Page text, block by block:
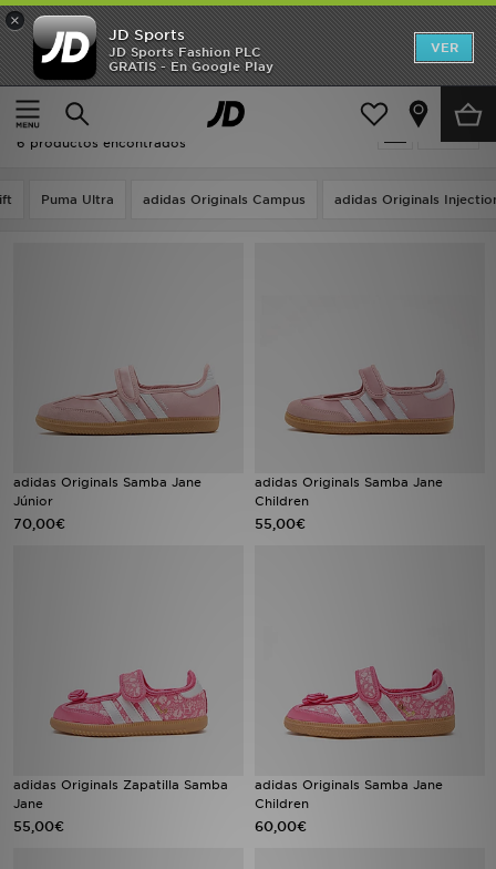
×
JD Sports
JD Sports Fashion PLC
GRATIS - En Google Play
VER
Página principal
Rosa Adidas Originals Samba Jane
Rosa Adidas Originals Samba Jane
6 productos encontrados
Puma Ultra adidas Originals Campus adidas Originals
adidas Originals Samba Jane
Júnior
70,00€
adidas Originals Samba Jane
Children
55,00€
adidas Originals Zapatilla Samba
Jane
55,00€
adidas Originals Samba Jane
Children
60,00€
Hombre
Mujer
Niños
JD Fútbol
TARJETA REGALO